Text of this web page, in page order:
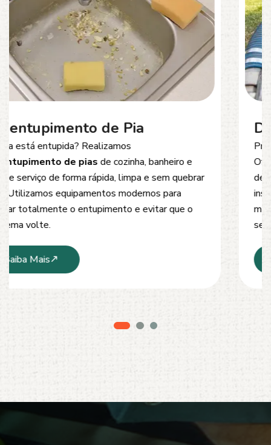
Desentupimento de Esgoto
Problemas comentupimento de esgoto
Oferecemos soluções rápidas e eficientes para
desobstrução de redes de esgoto, caixas de
inspeção e tubulações. Utilizamos equipamentos
modernos e técnicas seguras que garantem um
serviço limpo, ágil e sem danos à estrutura.
Saiba Mais